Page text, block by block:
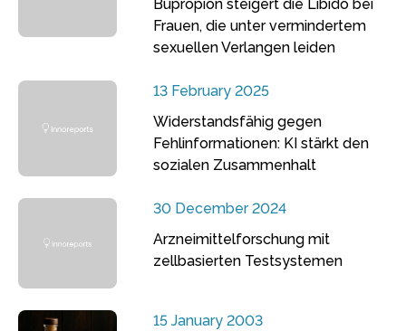
Bupropion steigert die Libido bei
Frauen, die unter vermindertem
sexuellen Verlangen leiden
13 February 2025
Widerstandsfähig gegen
Fehlinformationen: KI stärkt den
sozialen Zusammenhalt
30 December 2024
Arzneimittelforschung mit
zellbasierten Testsystemen
15 January 2003